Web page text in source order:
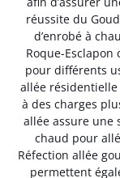
réussite du
d’enrobé à
Roque-
pour différents
allée résidentielle
à des charges
allée assure une
chaud pour
Réfection allée
permettent